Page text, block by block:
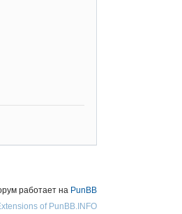
работает на PunBB